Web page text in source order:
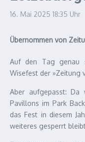
16. Mai 2025 18:35 Uhr
Übernommen von
Auf den Tag genau
Wisefest der »Zeitung
Aber aufgepasst: Da
Pavillons im Park
das Fest in diesem
weiteres gesperrt